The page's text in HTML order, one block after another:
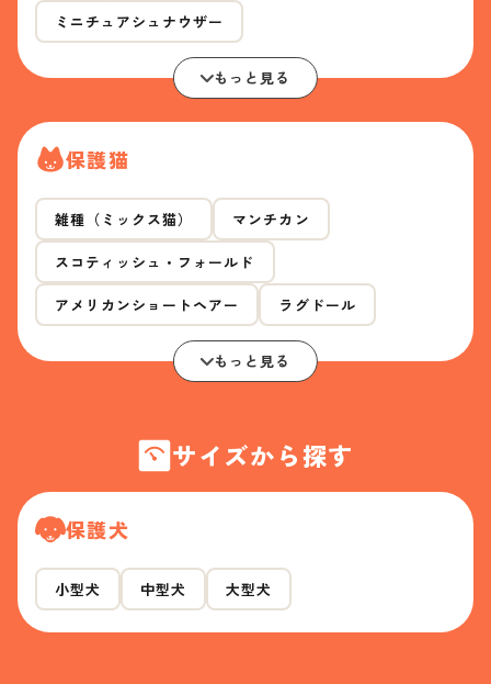
ミニチュアシュナウザー
もっと見る
保護猫
雑種（ミックス猫） マンチカン
スコティッシュ・フォールド
アメリカンショートヘアー ラグドール
もっと見る
サイズから探す
保護犬
小型犬 中型犬 大型犬